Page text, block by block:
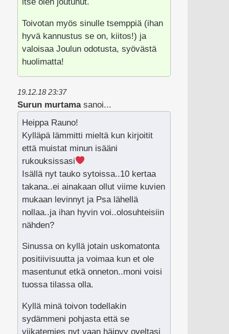
Toivotan myös sinulle tsemppiä (ihan
hyvä kannustus se on, kiitos!) ja
valoisaa Joulun odotusta, syövästä
huolimatta!
19.12.18 23:37
Surun murtamasanoi...
Heippa Rauno!
Kylläpä lämmitti mieltä kun kirjoitit
että muistat minun isääni
rukouksissasi
Isällä nyt tauko sytoissa..10 kertaa
takana..ei ainakaan ollut viime kuvien
mukaan levinnyt ja Psa lähellä
nollaa..ja ihan hyvin voi..olosuhteisiin
nähden?
Sinussa on kyllä jotain uskomatonta
positiivisuutta ja voimaa kun et ole
masentunut etkä onneton..moni voisi
tuossa tilassa olla.
Kyllä minä toivon todellakin
sydämmeni pohjasta että se
viikatemies nyt vaan häipyy oveltasi